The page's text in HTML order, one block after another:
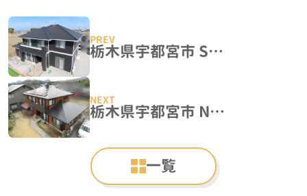
栃木県宇都宮市 S様邸 外壁塗装工事
一覧
栃木県宇都宮市 N様邸 屋根塗装・外壁塗装工事